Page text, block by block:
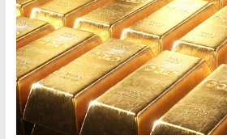
de
Chatarra
Directorio